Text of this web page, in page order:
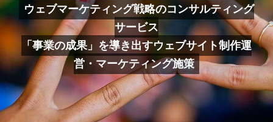
ウェブマーケティング戦略のコンサルティング
サービス
「事業の成果」を導き出すウェブサイト制作運
営・マーケティング施策